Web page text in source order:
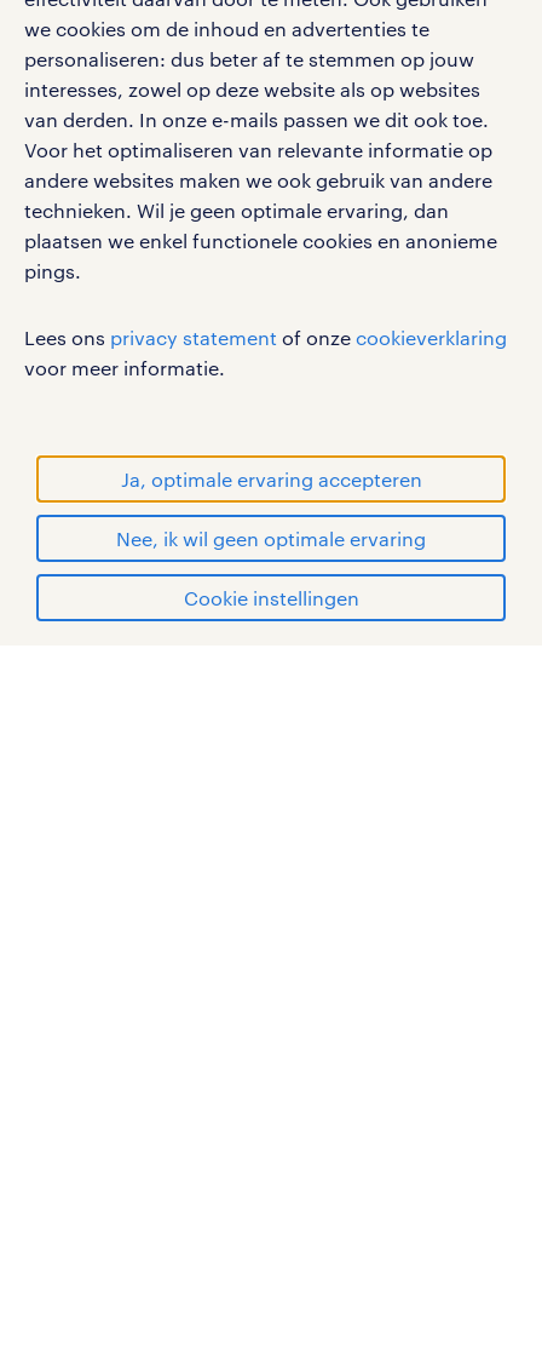
we cookies om de inhoud en advertenties te
personaliseren: dus beter af te stemmen op jouw
interesses, zowel op deze website als op websites
van derden. In onze e-mails passen we dit ook toe.
Voor het optimaliseren van relevante informatie op
andere websites maken we ook gebruik van andere
technieken. Wil je geen optimale ervaring, dan
plaatsen we enkel functionele cookies en anonieme
pings.
Lees ons privacy statement of onze cookieverklaring
voor meer informatie.
Ja, optimale ervaring accepteren
Nee, ik wil geen optimale ervaring
Cookie instellingen
Volg ons voor de leukste content omtrent
vacatures, solliciteren en inspiratie.
werken bij randstad
gebruikersvoorwaarden
privacystatement
cookies
handelsmerken van Randstad N.V.
© Randstad 2026